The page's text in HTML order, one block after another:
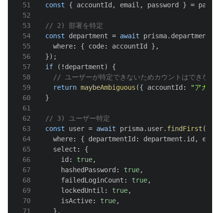
51
const { accountId , email , password } =
52
53
// 2) 部署を特定
54
const department = await prisma. department
55
    where
: { code: accountId } ,
56
}) ;
57
if ( ! department)
{
58
// ユーザーが特定できないためカウントはできな
59
return maybeAmbiguous ({ accountId :
"アカウ
60
}
61
62
// 3) ユーザー特定
63
const user = await prisma. user. findFirst (
64
    where
: { departmentId : department . id ,
65
    select
:
{
66
      id
: true,
67
      hashedPassword
: true,
68
      failedLoginCount
: true,
69
      lockedUntil
: true,
70
      isActive
: true,
71
} ,